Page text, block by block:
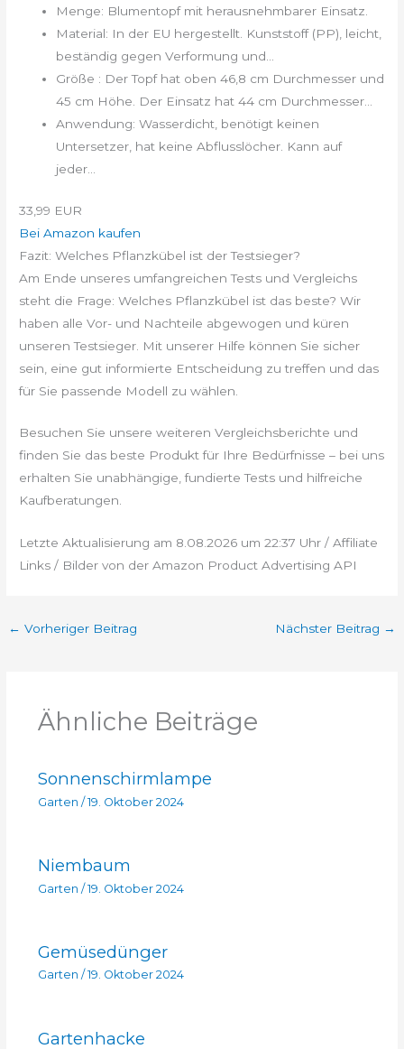
Menge: Blumentopf mit herausnehmbarer Einsatz.
Material: In der EU hergestellt. Kunststoff (PP), leicht,
beständig gegen Verformung und...
Größe : Der Topf hat oben 46,8 cm Durchmesser und
45 cm Höhe. Der Einsatz hat 44 cm Durchmesser...
Anwendung: Wasserdicht, benötigt keinen
Untersetzer, hat keine Abflusslöcher. Kann auf
jeder...
33,99 EUR
Bei Amazon kaufen
Fazit: Welches Pflanzkübel ist der Testsieger?
Am Ende unseres umfangreichen Tests und Vergleichs
steht die Frage: Welches Pflanzkübel ist das beste? Wir
haben alle Vor- und Nachteile abgewogen und küren
unseren Testsieger. Mit unserer Hilfe können Sie sicher
sein, eine gut informierte Entscheidung zu treffen und das
für Sie passende Modell zu wählen.
Besuchen Sie unsere weiteren Vergleichsberichte und
finden Sie das beste Produkt für Ihre Bedürfnisse – bei uns
erhalten Sie unabhängige, fundierte Tests und hilfreiche
Kaufberatungen.
Letzte Aktualisierung am 8.08.2026 um 22:37 Uhr / Affiliate
Links / Bilder von der Amazon Product Advertising API
← Vorheriger Beitrag Nächster Beitrag →
Ähnliche Beiträge
Sonnenschirmlampe
Garten / 19. Oktober 2024
Niembaum
Garten /19. Oktober 2024
Gemüsedünger
Garten / 19. Oktober 2024
Gartenhacke